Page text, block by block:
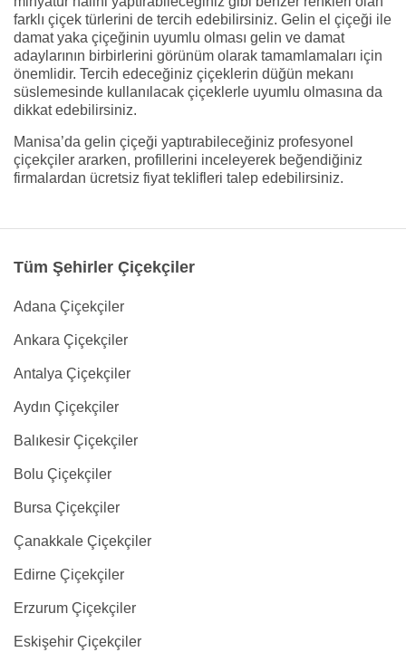
farklı çiçek türlerini de tercih edebilirsiniz. Gelin el çiçeği ile
damat yaka çiçeğinin uyumlu olması gelin ve damat
adaylarının birbirlerini görünüm olarak tamamlamaları için
önemlidir. Tercih edeceğiniz çiçeklerin düğün mekanı
süslemesinde kullanılacak çiçeklerle uyumlu olmasına da
dikkat edebilirsiniz.
Manisa’da gelin çiçeği yaptırabileceğiniz profesyonel
çiçekçiler ararken, profillerini inceleyerek beğendiğiniz
firmalardan ücretsiz fiyat teklifleri talep edebilirsiniz.
Tüm Şehirler Çiçekçiler
Adana Çiçekçiler
Ankara Çiçekçiler
Antalya Çiçekçiler
Aydın Çiçekçiler
Balıkesir Çiçekçiler
Bolu Çiçekçiler
Bursa Çiçekçiler
Çanakkale Çiçekçiler
Edirne Çiçekçiler
Erzurum Çiçekçiler
Eskişehir Çiçekçiler